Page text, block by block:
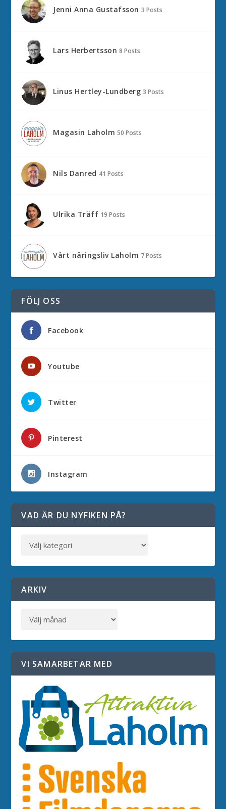
Jenni Anna Gustafsson 3 Posts
Lars Herbertsson 8 Posts
Linus Hertley-Lundberg 3 Posts
Magasin Laholm 50 Posts
Nils Danred 41 Posts
Ulrika Träff 19 Posts
Vårt näringsliv Laholm 7 Posts
FÖLJ OSS
Facebook
Youtube
Twitter
Pinterest
Instagram
VAD ÄR DU NYFIKEN PÅ?
ARKIV
VI SAMARBETAR MED